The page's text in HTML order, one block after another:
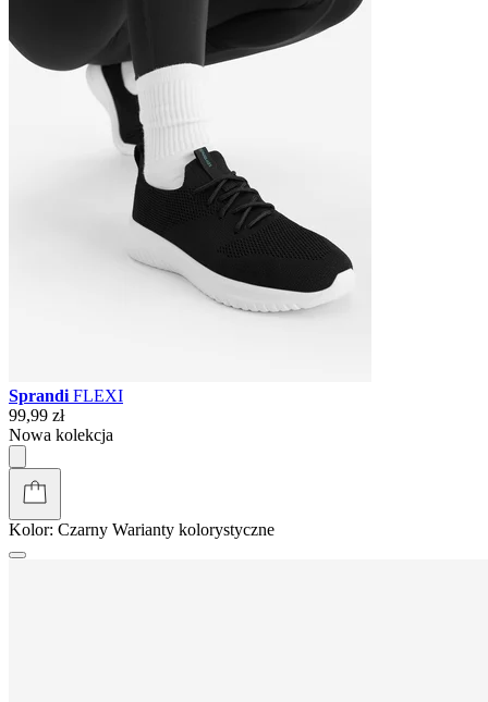
Sprandi FLEXI
99,99 zł
Nowa kolekcja
Kolor: Czarny Warianty kolorystyczne